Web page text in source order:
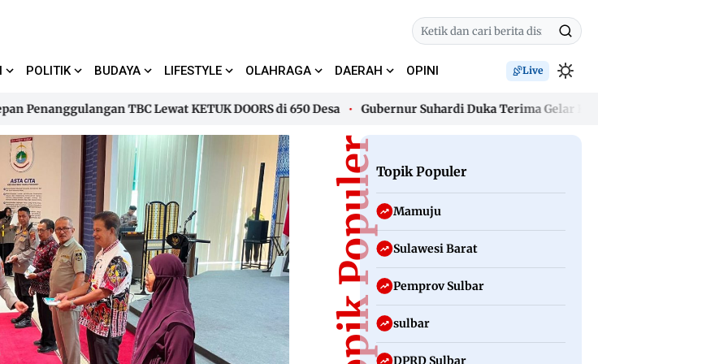
POLITIK BUDAYA LIFESTYLE OLAHRAGA DAERAH OPINI Live
TBC Lewat KETUK DOORS di 650 Desa Gubernur Suhardi Duka Terima Gelar Kehormatan “Sulo Tappidena
TBC Lewat KETUK DOORS di 650 Desa Gubernur Suhardi Duka Terima Gelar Kehormatan “Sulo Tappidena
Topik PopulerTopik Populer
Mamuju
Sulawesi Barat
Pemprov Sulbar
sulbar
DPRD Sulbar